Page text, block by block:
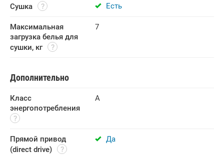
Сушка Есть
Максимальная
загрузка белья для
сушки, кг
7
Дополнительно
Класс
энергопотребления
А
Прямой привод
(direct drive)
Да